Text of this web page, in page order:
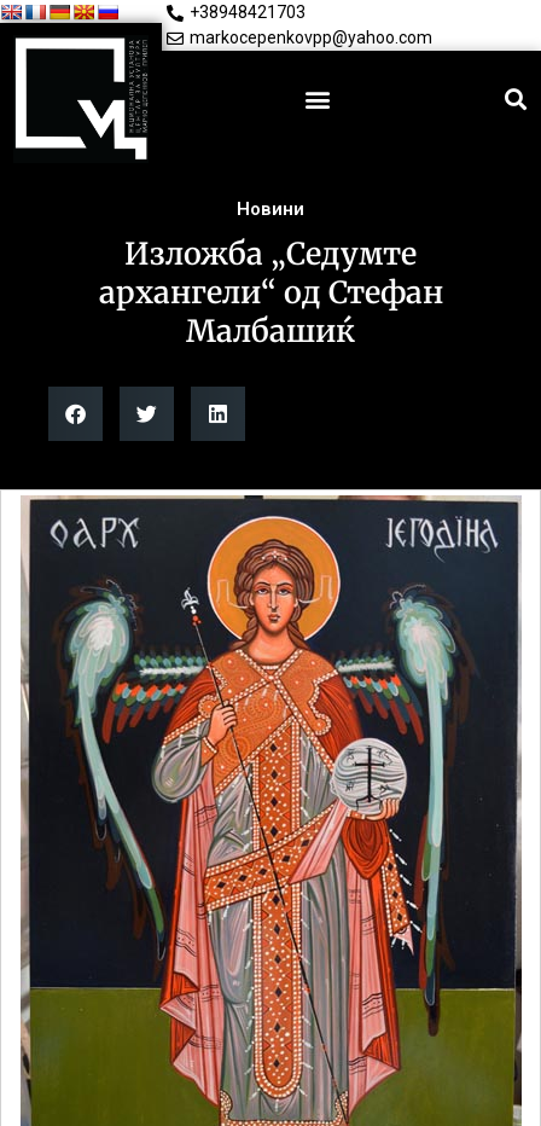
+38948421703
markocepenkovpp@yahoo.com
Новини
Изложба „Седумте
архангели“ од Стефан
Малбашиќ